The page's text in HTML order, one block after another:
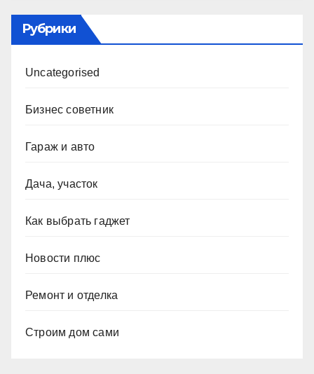
Рубрики
Uncategorised
Бизнес советник
Гараж и авто
Дача, участок
Как выбрать гаджет
Новости плюс
Ремонт и отделка
Строим дом сами